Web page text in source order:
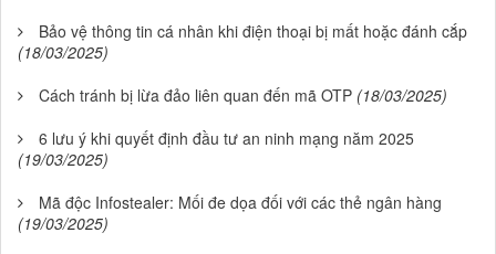
Bảo vệ thông tin cá nhân khi điện thoại bị mất hoặc đánh cắp
(18/03/2025)
Cách tránh bị lừa đảo liên quan đến mã OTP (18/03/2025)
6 lưu ý khi quyết định đầu tư an ninh mạng năm 2025
(19/03/2025)
Mã độc Infostealer: Mối đe dọa đối với các thẻ ngân hàng
(19/03/2025)